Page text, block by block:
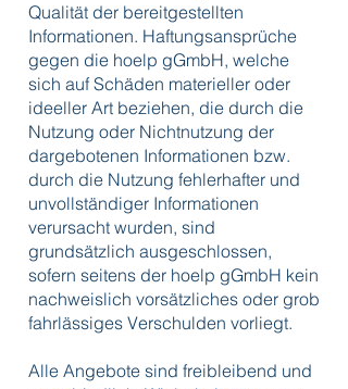
Qualität der bereitgestellten
Informationen. Haftungsansprüche
gegen die hoelp gGmbH, welche
sich auf Schäden materieller oder
ideeller Art beziehen, die durch die
Nutzung oder Nichtnutzung der
dargebotenen Informationen bzw.
durch die Nutzung fehlerhafter und
unvollständiger Informationen
verursacht wurden, sind
grundsätzlich ausgeschlossen,
sofern seitens der hoelp gGmbH kein
nachweislich vorsätzliches oder grob
fahrlässiges Verschulden vorliegt.
Alle Angebote sind freibleibend und